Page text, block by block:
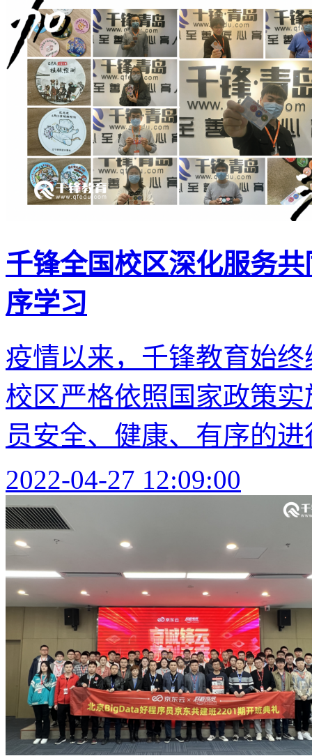
千锋全国校区深化服务
序学习
疫情以来，千锋教育始
校区严格依照国家政策
员安全、健康、有序的
2022-04-27 12:09:00